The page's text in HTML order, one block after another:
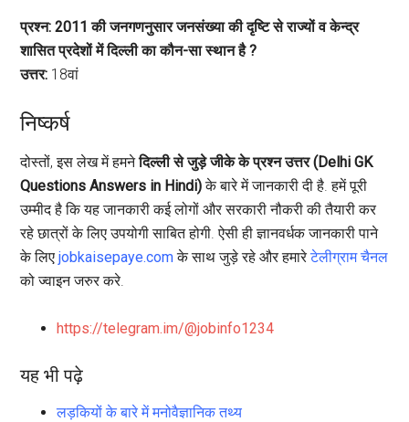
प्रश्न: 2011 की जनगणनुसार जनसंख्या की दृष्टि से राज्यों व केन्द्र
शासित प्रदेशों में दिल्ली का कौन-सा स्थान है ?
उत्तर: 18वां
निष्कर्ष
दोस्तों, इस लेख में हमनेदिल्ली से जुड़े जीके के प्रश्न उत्तर (Delhi GK
Questions Answers in Hindi)के बारे में जानकारी दी है. हमें पूरी
उम्मीद है कि यह जानकारी कई लोगों और सरकारी नौकरी की तैयारी कर
रहे छात्रों के लिए उपयोगी साबित होगी. ऐसी ही ज्ञानवर्धक जानकारी पाने
के लिएjobkaisepaye.comके साथ जुड़े रहे और हमारेटेलीग्राम चैनल
को ज्वाइन जरुर करे.
https://telegram.im/@jobinfo1234
यह भी पढ़े
लड़कियों के बारे में मनोवैज्ञानिक तथ्य